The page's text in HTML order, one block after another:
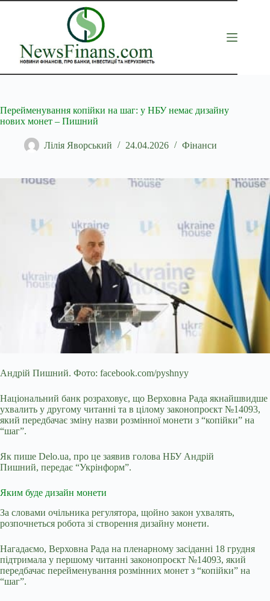
Перейти
Перейменування копійки на шаг: у НБУ немає дизайну
нових монет – Пишний
Лілія Яворський 24.04.2026 Фінанси
Андрій Пишний. Фото: facebook.com/pyshnyy
Національний банк розраховує, що Верховна Рада якнайшвидше
ухвалить у другому читанні та в цілому законопроєкт №14093,
який передбачає зміну назви розмінної монети з “копійки” на
“шаг”.
Як пише Delo.ua, про це заявив голова НБУ Андрій
Пишний, передає “Укрінформ”.
Яким буде дизайн монети
За словами очільника регулятора, щойно закон ухвалять,
розпочнеться робота зі створення дизайну монети.
Нагадаємо, Верховна Рада на пленарному засіданні 18 грудня
підтримала у першому читанні законопроєкт №14093, який
передбачає перейменування розмінних монет з “копійки” на
“шаг”.